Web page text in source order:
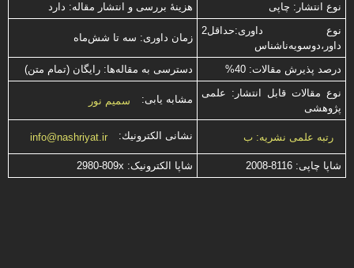
نوع انتشار: چاپی
هزینۀ بررسی و انتشار مقاله: دارد
نوع داوری:حداقل2
داور،دوسویه‌ناشناس
زمان داوری: سه تا شش‌ماه
درصد پذیرش مقالات: 40%
دسترسی به مقاله‌ها: رایگان (تمام متن)
نوع مقالات قابل انتشار: علمی
پژوهشی
مشابه یابی: سمیم نور
رتبه علمی نشریه: ب نشانی الكترونیك: info@nashriyat.ir
شاپا چاپی: 2008-8116 شاپا الکترونیک: 2980-809x